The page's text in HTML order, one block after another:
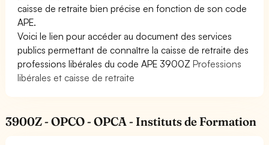
caisse de retraite bien précise en fonction de son code
APE.
Voici le lien pour accéder au document des services
publics permettant de connaître la caisse de retraite des
professions libérales du code APE 3900ZProfessions
libérales et caisse de retraite
3900Z - OPCO - OPCA - Instituts de Formation